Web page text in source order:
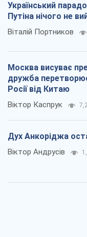
Український
Путіна нічого не
Віталій Портников
Москва висуває
дружба
Росії від Китаю
Віктор Каспрук
Дух Анкоріджа
Віктор Андрусів